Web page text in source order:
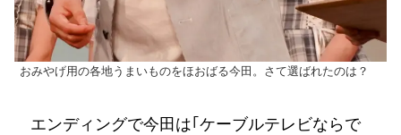
おみやげ用の各地うまいものをほおばる今田。さて選ばれたのは？
エンディングで今田は｢ケーブルテレビならで